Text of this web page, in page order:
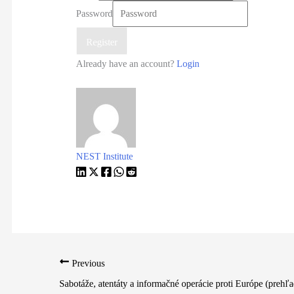
Password
Register
Already have an account? Login
NEST Institute
Previous
Sabotáže, atentáty a informačné operácie proti Európe